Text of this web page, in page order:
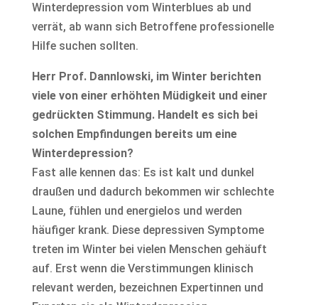
Winterdepression vom Winterblues ab und
verrät, ab wann sich Betroffene professionelle
Hilfe suchen sollten.
Herr Prof. Dannlowski, im Winter berichten
viele von einer erhöhten Müdigkeit und einer
gedrückten Stimmung. Handelt es sich bei
solchen Empfindungen bereits um eine
Winterdepression?
Fast alle kennen das: Es ist kalt und dunkel
draußen und dadurch bekommen wir schlechte
Laune, fühlen und energielos und werden
häufiger krank. Diese depressiven Symptome
treten im Winter bei vielen Menschen gehäuft
auf. Erst wenn die Verstimmungen klinisch
relevant werden, bezeichnen Expertinnen und